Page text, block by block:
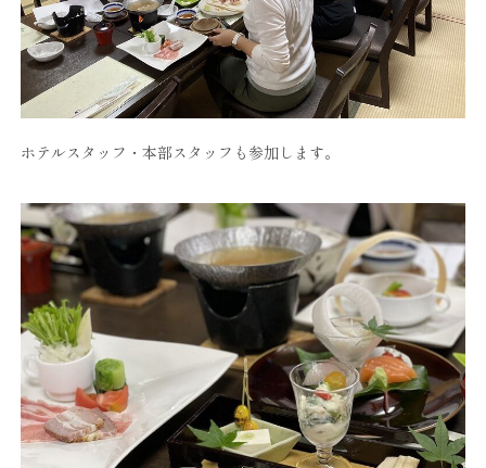
ホテルスタッフ・本部スタッフも参加します。